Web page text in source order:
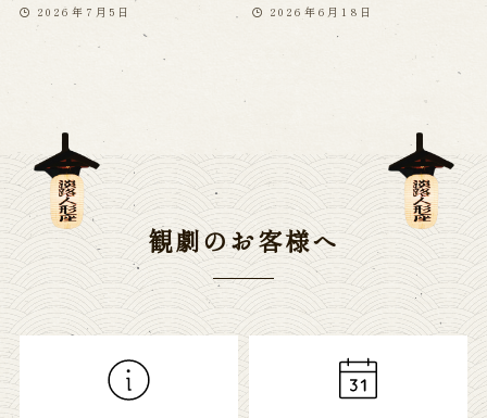
2026年7月5日 2026年6月18日
観劇のお客様へ